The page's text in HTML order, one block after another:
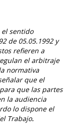
sentido
de 05.05.1992 y
refieren a
el arbitraje
normativa
que el
que las partes
la audiencia
lo dispone el
Trabajo.